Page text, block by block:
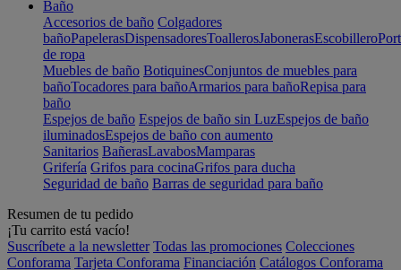
Baño
Accesorios de baño Colgadores
bañoPapelerasDispensadoresToallerosJabonerasEscobillero
de ropa
Muebles de baño BotiquinesConjuntos de muebles para
bañoTocadores para bañoArmarios para bañoRepisa para
baño
Espejos de baño Espejos de baño sin LuzEspejos de baño
iluminadosEspejos de baño con aumento
Sanitarios BañerasLavabosMamparas
Grifería Grifos para cocinaGrifos para ducha
Seguridad de baño Barras de seguridad para baño
Resumen de tu pedido
¡Tu carrito está vacío!
Suscríbete a la newsletter Todas las promociones Colecciones
Conforama Tarjeta Conforama Financiación Catálogos Conforama